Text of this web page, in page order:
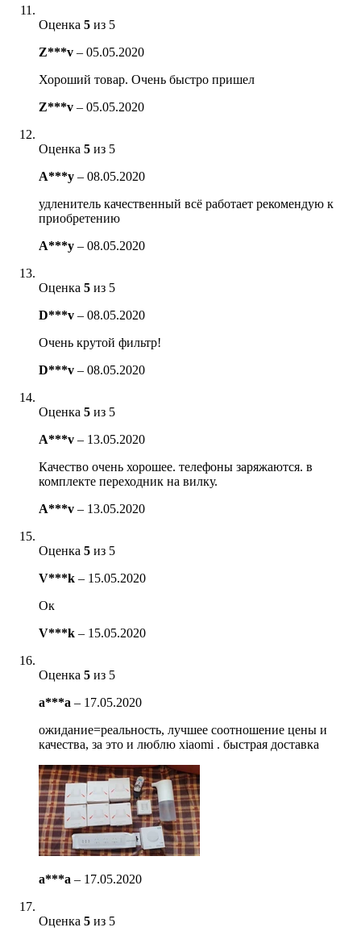
Оценка 5 из 5
Z***v – 05.05.2020
Хороший товар. Очень быстро пришел
Z***v – 05.05.2020
Оценка 5 из 5
A***y – 08.05.2020
удленитель качественный всё работает рекомендую к
приобретению
A***y – 08.05.2020
Оценка 5 из 5
D***v – 08.05.2020
Очень крутой фильтр!
D***v – 08.05.2020
Оценка 5 из 5
A***v – 13.05.2020
Качество очень хорошее. телефоны заряжаются. в
комплекте переходник на вилку.
A***v – 13.05.2020
Оценка 5 из 5
V***k – 15.05.2020
Ок
V***k – 15.05.2020
Оценка 5 из 5
a***a – 17.05.2020
ожидание=реальность, лучшее соотношение цены и
качества, за это и люблю xiaomi . быстрая доставка
a***a – 17.05.2020
Оценка 5 из 5